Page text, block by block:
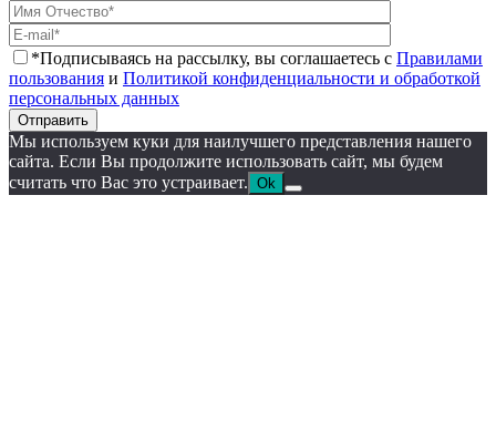
*Подписываясь на рассылку, вы соглашаетесь с Правилами
пользования и Политикой конфиденциальности и обработкой
персональных данных
Отправить
Мы используем куки для наилучшего представления нашего
сайта. Если Вы продолжите использовать сайт, мы будем
считать что Вас это устраивает. Ok